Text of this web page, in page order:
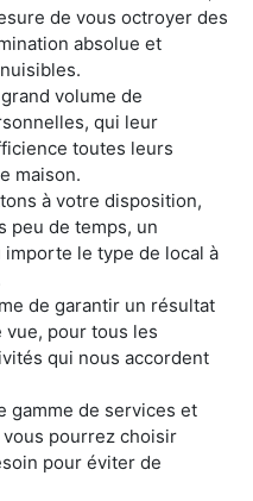
de vous octroyer des
absolue et
volume de
qui leur
toutes leurs
maison.
à votre disposition,
peu de temps, un
le type de local à
de garantir un résultat
vue, pour tous les
qui nous accordent
gamme de services et
pourrez choisir
pour éviter de